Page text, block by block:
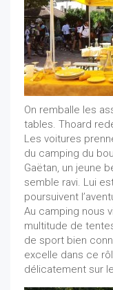
On remballe les
tables. Thoard
Les voitures
du camping du
Gaëtan, un jeune
semble ravi. Lui
poursuivent
Au camping nous
multitude de
de sport bien
excelle dans ce
délicatement sur